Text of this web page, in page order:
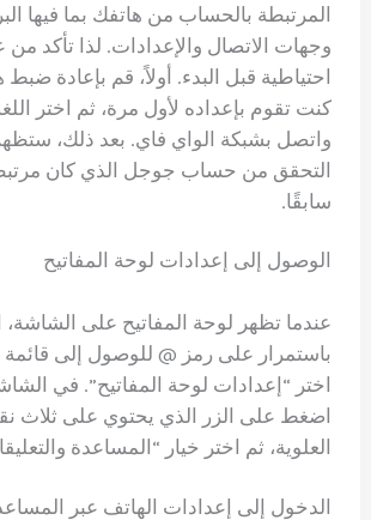
المرتبطة بالحساب من هاتفك بما فيها
وجهات الاتصال والإعدادات. لذا تأكد
احتياطية قبل البدء. أولاً، قم بإعادة ضبط
كنت تقوم بإعداده لأول مرة، ثم اختر
واتصل بشبكة الواي فاي. بعد ذلك،
التحقق من حساب جوجل الذي كان
سابقًا.
الوصول إلى إعدادات لوحة المفاتيح
عندما تظهر لوحة المفاتيح على
باستمرار على رمز @ للوصول إلى قائمة
اختر “إعدادات لوحة المفاتيح”. في الشاشة
اضغط على الزر الذي يحتوي على ثلاث
العلوية، ثم اختر خيار “المساعدة
الدخول إلى إعدادات الهاتف عبر